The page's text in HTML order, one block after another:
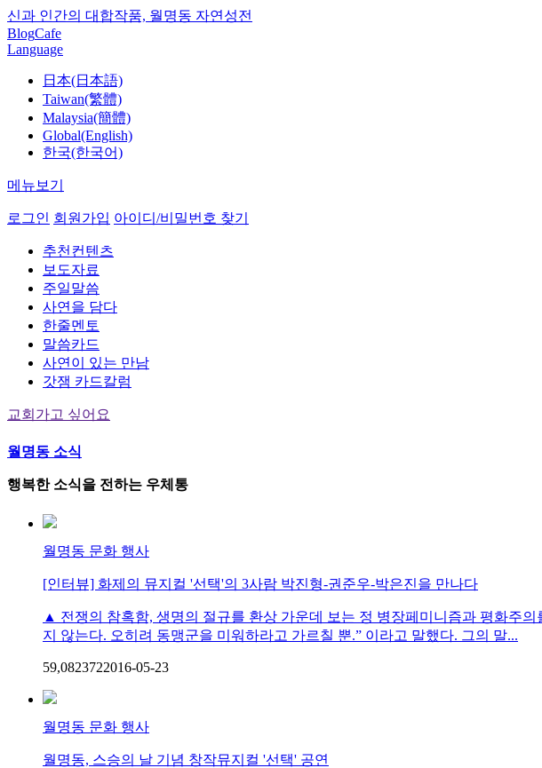
신과 인간의 대합작품, 월명동 자연성전
BlogCafe
Language
日本(日本語)
Taiwan(繁體)
Malaysia(簡體)
Global(English)
한국(한국어)
메뉴보기
로그인 회원가입 아이디/비밀번호 찾기
추천컨텐츠
보도자료
주일말씀
사연을 담다
한줄멘토
말씀카드
사연이 있는 만남
갓잼 카드칼럼
교회가고 싶어요
월명동 소식
행복한 소식을 전하는 우체통
월명동 문화 행사
[인터뷰] 화제의 뮤지컬 '선택'의 3사람 박진형-권준우-박은진을 만나다
▲ 전쟁의 참혹함, 생명의 절규를 환상 가운데 보는 정 병장페미니즘과 평화주의
지 않는다. 오히려 동맹군을 미워하라고 가르칠 뿐.” 이라고 말했다. 그의 말...
59,0823722016-05-23
월명동 문화 행사
월명동, 스승의 날 기념 창작뮤지컬 '선택' 공연